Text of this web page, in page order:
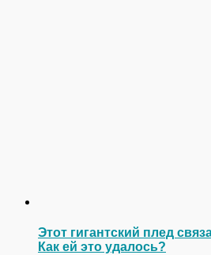
Этот гигантский плед
Как ей это удалось?